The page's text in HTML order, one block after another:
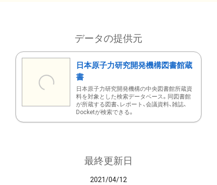
データの提供元
日本原子力研究開発機構図書館蔵
書
日本原子力研究開発機構の中央図書館所蔵資
料を対象とした検索データベース。同図書館
が所蔵する図書、レポート、会議資料、雑誌、
Docketが検索できる。
最終更新日
2021/04/12